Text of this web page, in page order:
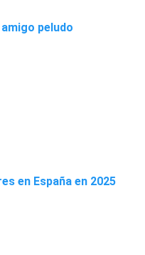
peludo
en España en 2025